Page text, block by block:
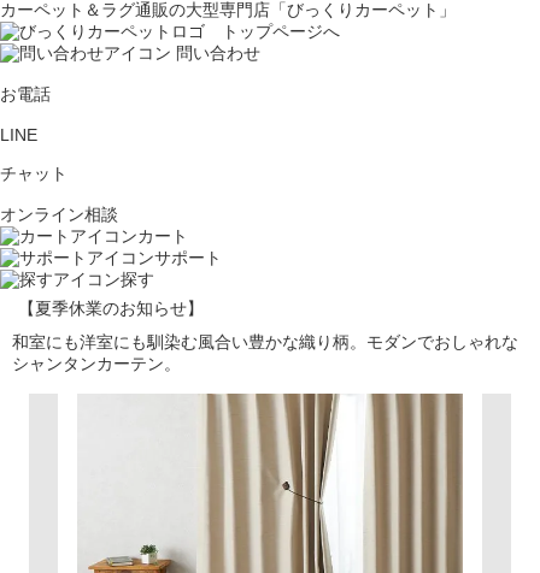
カーペット＆ラグ通販の大型専門店「びっくりカーペット」
問い合わせ
お電話
LINE
チャット
オンライン相談
カート
サポート
探す
【夏季休業のお知らせ】
和室にも洋室にも馴染む風合い豊かな織り柄。モダンでおしゃれな
シャンタンカーテン。